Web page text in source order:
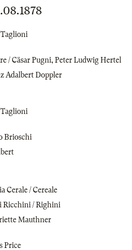
/ Cäsar Pugni, Peter Ludwig Hertel
Adalbert Doppler
Brioschi
Cerale / Cereale
Ricchini / Righini
Mauthner
Price